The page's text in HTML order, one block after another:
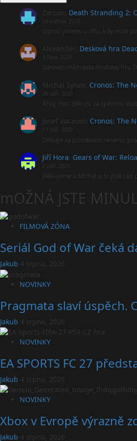
Zarcon Death Stranding 2:
24 května, 2026
Oproti prvním u dílu, kdy máte
Alexander Desková hra
9 října, 2025
Zdravím mám tuto deskovu hru
Michal Synek Cronos: The
29 září, 2025
Ahoj, moc děkuju za zpětnou
Josef Vocásek Cronos: The
17 září, 2025
Děkuju za působivou recenzí,
Jiří Hora Gears of War:
2 září, 2025
Děkujeme a Michal si to jistě rád
mOŽNÁ JSTE
FILMOVÁ ZÓNA
Seriál God of War čeká
Jakub 4 srpna, 2026
NOVINKY
Pragmata slaví úspěch.
Jakub 4 srpna, 2026
NOVINKY
EA SPORTS FC 27
Jakub 4 srpna, 2026
NOVINKY
Xbox v Evropě výrazně
Jakub 4 srpna, 2026